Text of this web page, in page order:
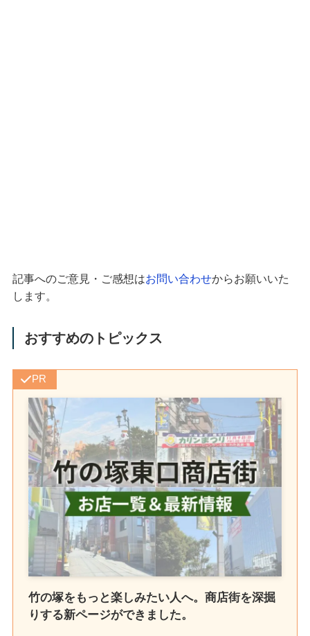
記事へのご意見・ご感想はお問い合わせからお願いいた
します。
おすすめのトピックス
PR
竹の塚をもっと楽しみたい人へ。商店街を深掘
りする新ページができました。